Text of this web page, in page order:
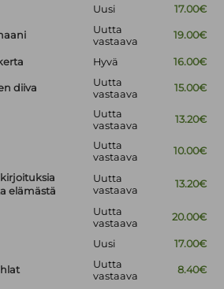
Uusi 17.00€
Uutta
vastaava
19.00€
Hyvä 16.00€
diiva
Uutta
vastaava
15.00€
Uutta
vastaava
13.20€
Uutta
vastaava
10.00€
elämästä
Uutta
vastaava
13.20€
Uutta
vastaava
20.00€
Uusi 17.00€
Uutta
vastaava
8.40€